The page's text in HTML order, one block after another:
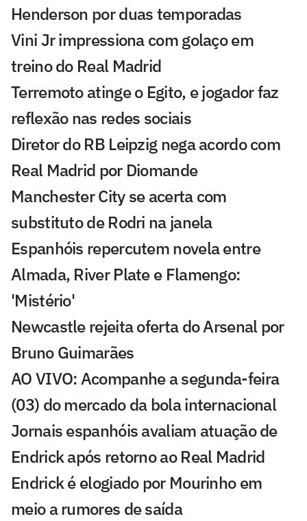
Henderson por duas temporadas
Vini Jr impressiona com golaço em
treino do Real Madrid
Terremoto atinge o Egito, e jogador faz
reflexão nas redes sociais
Diretor do RB Leipzig nega acordo com
Real Madrid por Diomande
Manchester City se acerta com
substituto de Rodri na janela
Espanhóis repercutem novela entre
Almada, River Plate e Flamengo:
'Mistério'
Newcastle rejeita oferta do Arsenal por
Bruno Guimarães
AO VIVO: Acompanhe a segunda-feira
(03) do mercado da bola internacional
Jornais espanhóis avaliam atuação de
Endrick após retorno ao Real Madrid
Endrick é elogiado por Mourinho em
meio a rumores de saída